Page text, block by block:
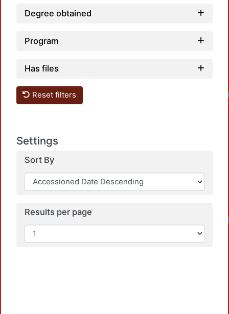
Degree obtained
Program
Has files
Reset filters
Settings
Sort By
Results per page